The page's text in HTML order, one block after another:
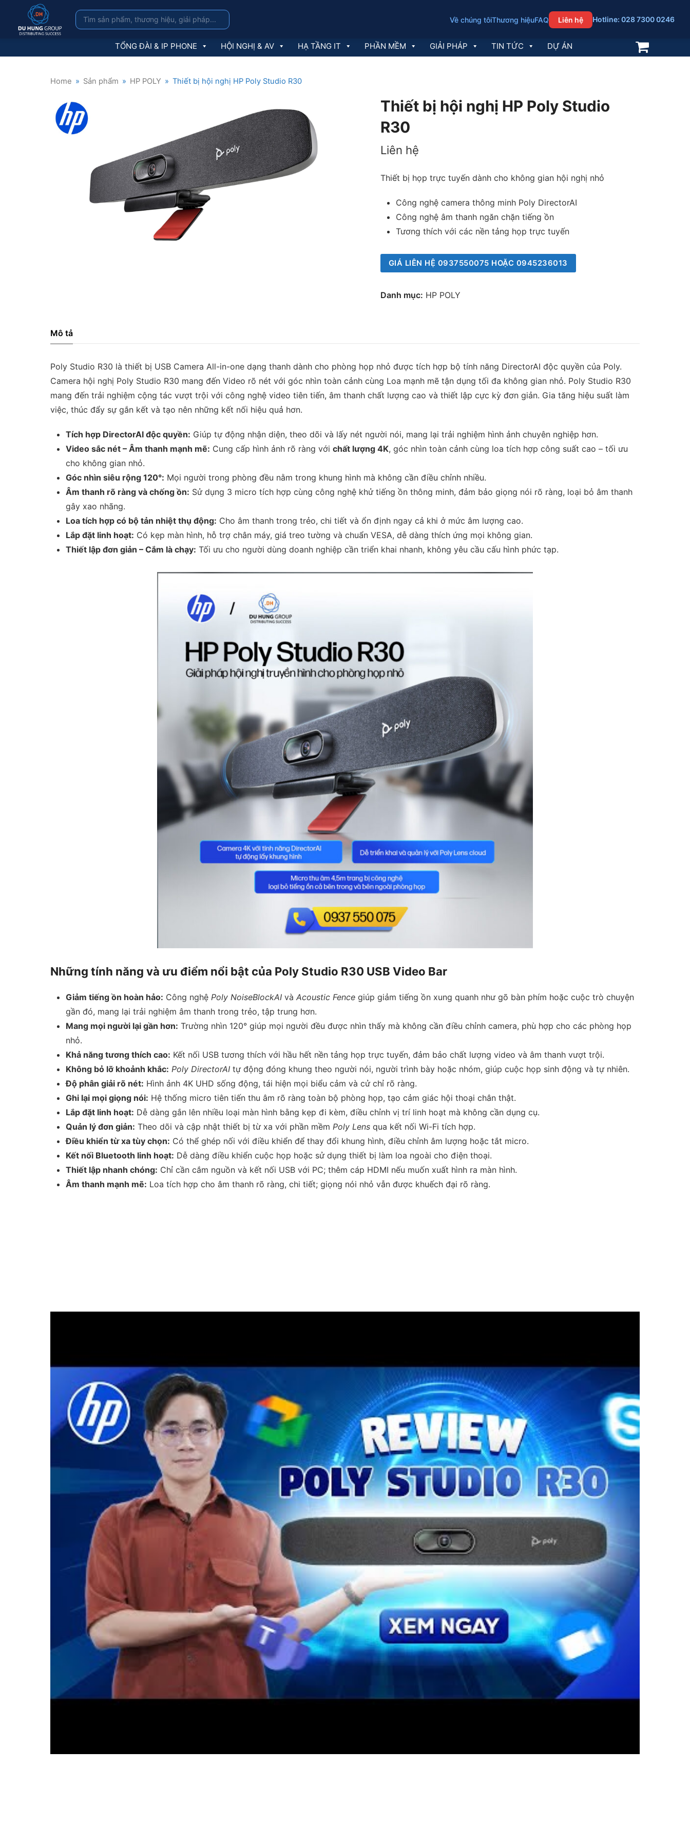
Về chúng tôiThương hiệuFAQ Liên hệ Hotline: 028 7300 0246
TỔNG ĐÀI & IP PHONE HỘI NGHỊ & AV HẠ TẦNG IT PHẦN MỀM GIẢI PHÁP TIN TỨC DỰ ÁN
Home » Sản phẩm » HP POLY » Thiết bị hội nghị HP Poly Studio R30
Thiết bị hội nghị HP Poly Studio
R30
Liên hệ
Thiết bị họp trực tuyến dành cho không gian hội nghị nhỏ
Công nghệ camera thông minh Poly DirectorAI
Công nghệ âm thanh ngăn chặn tiếng ồn
Tương thích với các nền tảng họp trực tuyến
GIÁ LIÊN HỆ 0937550075 HOẶC 0945236013
Danh mục: HP POLY
Mô tả
Poly Studio R30 là thiết bị USB Camera All-in-one dạng thanh dành cho phòng họp nhỏ được tích hợp bộ tính năng DirectorAI độc quyền của Poly.
Camera hội nghị Poly Studio R30 mang đến Video rõ nét với góc nhìn toàn cảnh cùng Loa mạnh mẽ tận dụng tối đa không gian nhỏ. Poly Studio R30
mang đến trải nghiệm cộng tác vượt trội với công nghệ video tiên tiến, âm thanh chất lượng cao và thiết lập cực kỳ đơn giản. Gia tăng hiệu suất làm
việc, thúc đẩy sự gắn kết và tạo nên những kết nối hiệu quả hơn.
Tích hợp DirectorAI độc quyền: Giúp tự động nhận diện, theo dõi và lấy nét người nói, mang lại trải nghiệm hình ảnh chuyên nghiệp hơn.
Video sắc nét – Âm thanh mạnh mẽ: Cung cấp hình ảnh rõ ràng với chất lượng 4K, góc nhìn toàn cảnh cùng loa tích hợp công suất cao – tối ưu
cho không gian nhỏ.
Góc nhìn siêu rộng 120°: Mọi người trong phòng đều nằm trong khung hình mà không cần điều chỉnh nhiều.
Âm thanh rõ ràng và chống ồn: Sử dụng 3 micro tích hợp cùng công nghệ khử tiếng ồn thông minh, đảm bảo giọng nói rõ ràng, loại bỏ âm thanh
gây xao nhãng.
Loa tích hợp có bộ tản nhiệt thụ động: Cho âm thanh trong trẻo, chi tiết và ổn định ngay cả khi ở mức âm lượng cao.
Lắp đặt linh hoạt: Có kẹp màn hình, hỗ trợ chân máy, giá treo tường và chuẩn VESA, dễ dàng thích ứng mọi không gian.
Thiết lập đơn giản – Cắm là chạy: Tối ưu cho người dùng doanh nghiệp cần triển khai nhanh, không yêu cầu cấu hình phức tạp.
Những tính năng và ưu điểm nổi bật của Poly Studio R30 USB Video Bar
Giảm tiếng ồn hoàn hảo: Công nghệ Poly NoiseBlockAI và Acoustic Fence giúp giảm tiếng ồn xung quanh như gõ bàn phím hoặc cuộc trò chuyện
gần đó, mang lại trải nghiệm âm thanh trong trẻo, tập trung hơn.
Mang mọi người lại gần hơn: Trường nhìn 120° giúp mọi người đều được nhìn thấy mà không cần điều chỉnh camera, phù hợp cho các phòng họp
nhỏ.
Khả năng tương thích cao: Kết nối USB tương thích với hầu hết nền tảng họp trực tuyến, đảm bảo chất lượng video và âm thanh vượt trội.
Không bỏ lỡ khoảnh khắc: Poly DirectorAI tự động đóng khung theo người nói, người trình bày hoặc nhóm, giúp cuộc họp sinh động và tự nhiên.
Độ phân giải rõ nét: Hình ảnh 4K UHD sống động, tái hiện mọi biểu cảm và cử chỉ rõ ràng.
Ghi lại mọi giọng nói: Hệ thống micro tiên tiến thu âm rõ ràng toàn bộ phòng họp, tạo cảm giác hội thoại chân thật.
Lắp đặt linh hoạt: Dễ dàng gắn lên nhiều loại màn hình bằng kẹp đi kèm, điều chỉnh vị trí linh hoạt mà không cần dụng cụ.
Quản lý đơn giản: Theo dõi và cập nhật thiết bị từ xa với phần mềm Poly Lens qua kết nối Wi-Fi tích hợp.
Điều khiển từ xa tùy chọn: Có thể ghép nối với điều khiển để thay đổi khung hình, điều chỉnh âm lượng hoặc tắt micro.
Kết nối Bluetooth linh hoạt: Dễ dàng điều khiển cuộc họp hoặc sử dụng thiết bị làm loa ngoài cho điện thoại.
Thiết lập nhanh chóng: Chỉ cần cắm nguồn và kết nối USB với PC; thêm cáp HDMI nếu muốn xuất hình ra màn hình.
Âm thanh mạnh mẽ: Loa tích hợp cho âm thanh rõ ràng, chi tiết; giọng nói nhỏ vẫn được khuếch đại rõ ràng.